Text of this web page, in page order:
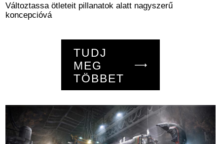
Változtassa ötleteit pillanatok alatt nagyszerű
koncepcióvá
TUDJ
MEG
TÖBBET